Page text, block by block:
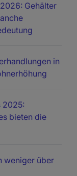
Gehälter
in
2025:
bieten die
weniger über